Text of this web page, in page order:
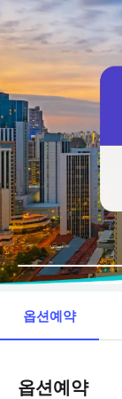
옵션예약
옵션예약